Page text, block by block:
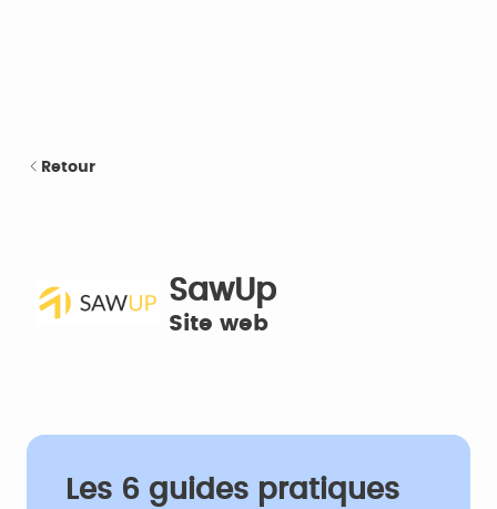
Retour
SawUp
Site web
Les 6 guides pratiques